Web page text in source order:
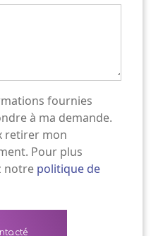
fournies
à ma demande.
retirer mon
Pour plus
notre politique de